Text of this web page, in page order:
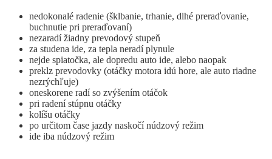
nedokonalé radenie (šklbanie, trhanie, dlhé preraďovanie,
buchnutie pri preraďovaní)
nezaradí žiadny prevodový stupeň
za studena ide, za tepla neradí plynule
nejde spiatočka, ale dopredu auto ide, alebo naopak
preklz prevodovky (otáčky motora idú hore, ale auto riadne
nezrýchľuje)
oneskorene radí so zvýšením otáčok
pri radení stúpnu otáčky
kolíšu otáčky
po určitom čase jazdy naskočí núdzový režim
ide iba núdzový režim